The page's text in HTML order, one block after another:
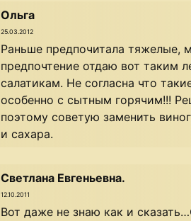
Ольга
25.03.2012
Раньше предпочитала тяжелые,
предпочтение отдаю вот таким
салатикам. Не согласна что
особенно с сытным горячим!!!
поэтому советую заменить
и сахара.
Светлана Евгеньевна.
12.10.2011
Вот даже не знаю как и